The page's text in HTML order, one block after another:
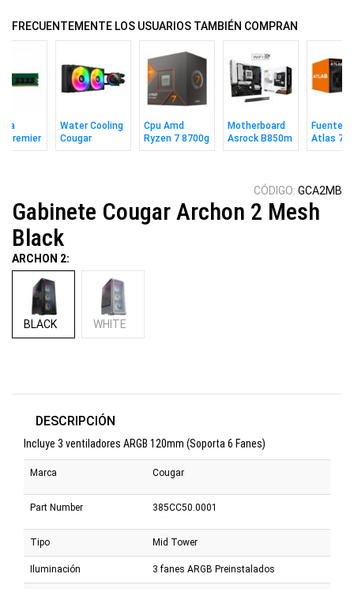
FRECUENTEMENTE LOS USUARIOS TAMBIÉN COMPRAN
Premier
3200
Water Cooling
Cougar
Poseidon Elite
Cpu Amd
Ryzen 7 8700g
Am5 Box Sbx
Motherboard
Asrock B850m
Pro Rs WiFi
Fuente
Atlas
Plus
CÓDIGO: GCA2MB
Gabinete Cougar Archon 2 Mesh
Black
ARCHON 2:
BLACK WHITE
DESCRIPCIÓN
Incluye 3 ventiladores ARGB 120mm (Soporta 6 Fanes)
Marca Cougar
Part Number 385CC50.0001
Tipo Mid Tower
Iluminación 3 fanes ARGB Preinstalados